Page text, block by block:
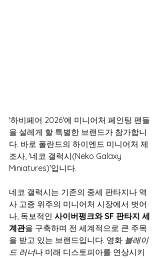
'하비페어 2026'에 미니어처 페인팅 팬들
을 설레게 할 특별한 브랜드가 참가합니
다. 바로 폴란드의 하이엔드 미니어처 제
조사, '네코 갤럭시(Neko Galaxy
Miniatures)'입니다.
네코 갤럭시는 기존의 중세 판타지나 역
사 고증 위주의 미니어처 시장에서 벗어
나, 독보적인 사이버펑크와 SF 판타지 세
계관을 구축하며 전 세계적으로 큰 주목
을 받고 있는 브랜드입니다. 영화 블레이
드 러너나 미래 디스토피아를 연상시키